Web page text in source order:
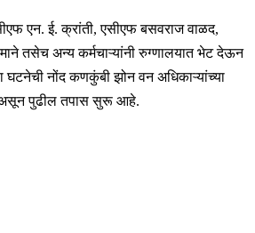
एन. ई. क्रांती, एसीएफ बसवराज वाळद,
तसेच अन्य कर्मचाऱ्यांनी रुग्णालयात भेट देऊन
घटनेची नोंद कणकुंबी झोन वन अधिकाऱ्यांच्या
असून पुढील तपास सुरू आहे.